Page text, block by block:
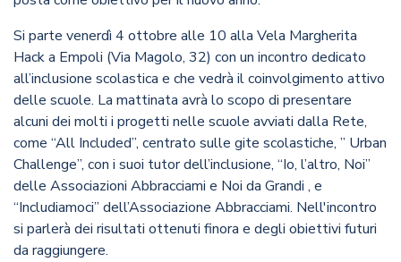
Si parte venerdì 4 ottobre alle 10 alla Vela Margherita
Hack a Empoli (Via Magolo, 32) con un incontro dedicato
all’inclusione scolastica e che vedrà il coinvolgimento attivo
delle scuole. La mattinata avrà lo scopo di presentare
alcuni dei molti i progetti nelle scuole avviati dalla Rete,
come “All Included”, centrato sulle gite scolastiche, ” Urban
Challenge”, con i suoi tutor dell’inclusione, “Io, l’altro, Noi”
delle Associazioni Abbracciami e Noi da Grandi , e
“Includiamoci” dell’Associazione Abbracciami. Nell'incontro
si parlerà dei risultati ottenuti finora e degli obiettivi futuri
da raggiungere.